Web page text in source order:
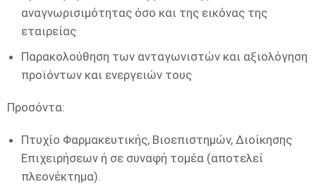
αναγνωρισιμότητας όσο και της εικόνας της
εταιρείας
Παρακολούθηση των ανταγωνιστών και αξιολόγηση
προϊόντων και ενεργειών τους
Προσόντα:
Πτυχίο Φαρμακευτικής, Βιοεπιστημών, Διοίκησης
Επιχειρήσεων ή σε συναφή τομέα (αποτελεί
πλεονέκτημα).